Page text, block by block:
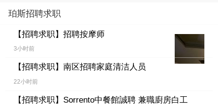
珀斯招聘求职
【招聘求职】 招聘按摩师
3小时前
【招聘求职】 南区招聘家庭清洁人员
22小时前
【招聘求职】 Sorrento中餐館誠聘 兼職廚房白工